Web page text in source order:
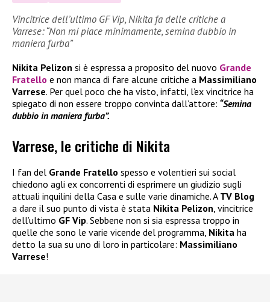
Vincitrice dell’ultimo GF Vip, Nikita fa delle critiche a
Varrese: “Non mi piace minimamente, semina dubbio in
maniera furba”
Nikita Pelizon si è espressa a proposito del nuovo Grande
Fratello e non manca di fare alcune critiche a Massimiliano
Varrese. Per quel poco che ha visto, infatti, l’ex vincitrice ha
spiegato di non essere troppo convinta dall’attore: “Semina
dubbio in maniera furba”.
Varrese, le critiche di Nikita
I fan del Grande Fratello spesso e volentieri sui social
chiedono agli ex concorrenti di esprimere un giudizio sugli
attuali inquilini della Casa e sulle varie dinamiche. A TV Blog
a dare il suo punto di vista è stata Nikita Pelizon , vincitrice
dell’ultimo GF Vip. Sebbene non si sia espressa troppo in
quelle che sono le varie vicende del programma, Nikita ha
detto la sua su uno di loro in particolare: Massimiliano
Varrese!